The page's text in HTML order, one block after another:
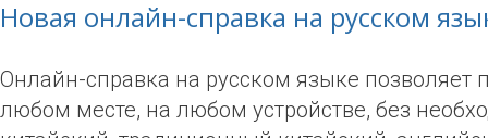
Новая онлайн-справка на русском
Онлайн-справка на русском языке позволяет
любом месте, на любом устройстве, без